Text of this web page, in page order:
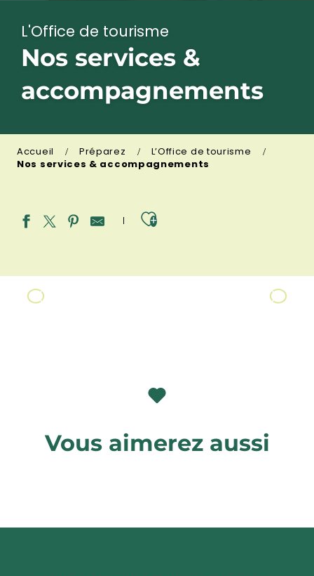
L'Office de tourisme
Nos services &
accompagnements
Accueil Préparez
L’Office de tourisme
Nos services & accompagnements
Ajouter aux
Partenaires
Vous aimerez aussi